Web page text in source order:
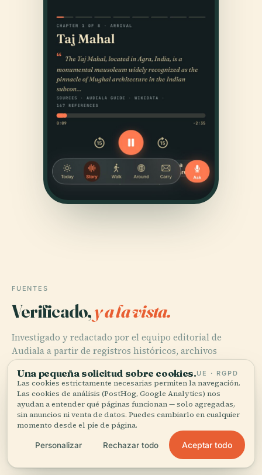
FUENTES
Verificado,y a la vista.
Investigado y redactado por el equipo editorial de
Audiala a partir de registros históricos, archivos
arquitectónicos y conocimiento local.
Última revisión: April 2026
Exploring the Fontaine des Mers at Place de la
Concorde: History, Art, and Visitor Guide, 2024, Culture
Themes
Una pequeña solicitud sobre cookies.UE · RGPD
Las cookies estrictamente necesarias permiten la navegación.
Las cookies de análisis (PostHog, Google Analytics) nos
ayudan a entender qué páginas funcionan — solo agregadas,
sin anuncios ni venta de datos. Puedes cambiarlo en cualquier
momento desde el pie de página.
Personalizar Rechazar todo Aceptar todo